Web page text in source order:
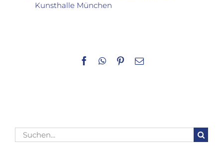
Kunsthalle München
Facebook
WhatsApp
Pinterest
E-
Suche
nach: